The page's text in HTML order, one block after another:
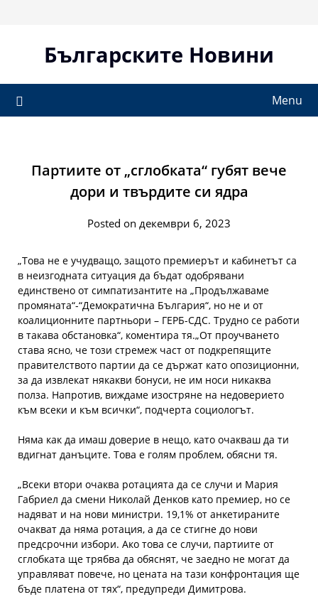
Българските Новини
Menu
Партиите от „сглобката“ губят вече
дори и твърдите си ядра
Posted on декември 6, 2023
„Това не е учудващо, защото премиерът и кабинетът са
в неизгодната ситуация да бъдат одобрявани
единствено от симпатизантите на „Продължаваме
промяната“-“Демократична България“, но не и от
коалиционните партньори – ГЕРБ-СДС. Трудно се работи
в такава обстановка“, коментира тя.„От проучването
става ясно, че този стремеж част от подкрепящите
правителството партии да се държат като опозиционни,
за да извлекат някакви бонуси, не им носи никаква
полза. Напротив, виждаме изостряне на недоверието
към всеки и към всички“, подчерта социологът.
Няма как да имаш доверие в нещо, като очакваш да ти
вдигнат данъците. Това е голям проблем, обясни тя.
„Всеки втори очаква ротацията да се случи и Мария
Габриел да смени Николай Денков като премиер, но се
надяват и на нови министри. 19,1% от анкетираните
очакват да няма ротация, а да се стигне до нови
предсрочни избори. Ако това се случи, партиите от
сглобката ще трябва да обяснят, че заедно не могат да
управляват повече, но цената на тази конфронтация ще
бъде платена от тях“, предупреди Димитрова.